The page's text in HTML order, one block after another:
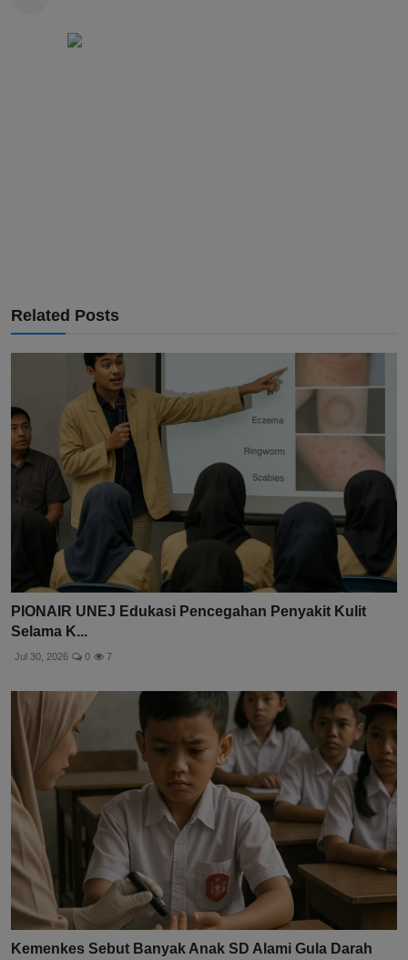
Related Posts
PIONAIR UNEJ Edukasi Pencegahan Penyakit Kulit
Selama K...
Jul 30, 2026 0 7
Kemenkes Sebut Banyak Anak SD Alami Gula Darah